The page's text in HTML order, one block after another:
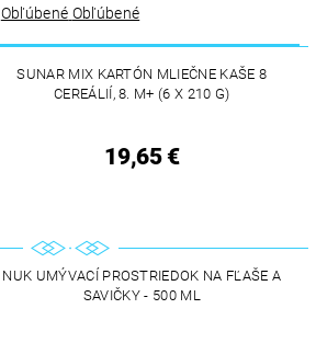
Obľúbené Obľúbené
SUNAR MIX KARTÓN MLIEČNE KAŠE 8
CEREÁLIÍ, 8. M+ (6 X 210 G)
19,65 €
NUK UMÝVACÍ PROSTRIEDOK NA FĽAŠE A
SAVIČKY - 500 ML